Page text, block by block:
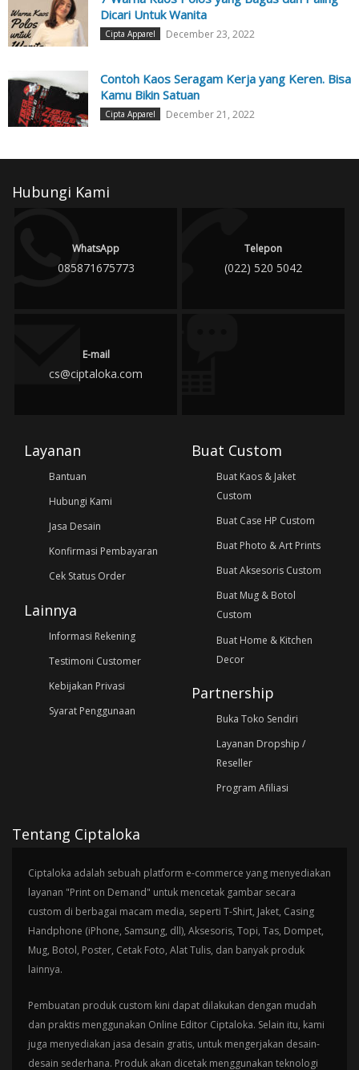
Dicari Untuk Wanita
Cipta Apparel December 23, 2022
Contoh Kaos Seragam Kerja yang Keren. Bisa
Kamu Bikin Satuan
Cipta Apparel December 21, 2022
Hubungi Kami
WhatsApp
085871675773
Telepon
(022) 520 5042
E-mail
cs@ciptaloka.com
Layanan
Bantuan
Hubungi Kami
Jasa Desain
Konfirmasi Pembayaran
Cek Status Order
Lainnya
Informasi Rekening
Testimoni Customer
Kebijakan Privasi
Syarat Penggunaan
Buat Custom
Buat Kaos & Jaket
Custom
Buat Case HP Custom
Buat Photo & Art Prints
Buat Aksesoris Custom
Buat Mug & Botol
Custom
Buat Home & Kitchen
Decor
Partnership
Buka Toko Sendiri
Layanan Dropship /
Reseller
Program Afiliasi
Tentang Ciptaloka
Ciptaloka adalah sebuah platform e-commerce yang menyediakan
layanan "Print on Demand" untuk mencetak gambar secara
custom di berbagai macam media, seperti T-Shirt, Jaket, Casing
Handphone (iPhone, Samsung, dll), Aksesoris, Topi, Tas, Dompet,
Mug, Botol, Poster, Cetak Foto, Alat Tulis, dan banyak produk
lainnya.
Pembuatan produk custom kini dapat dilakukan dengan mudah
dan praktis menggunakan Online Editor Ciptaloka. Selain itu, kami
juga menyediakan jasa desain gratis, untuk mengerjakan desain-
desain sederhana. Produk akan dicetak menggunakan teknologi